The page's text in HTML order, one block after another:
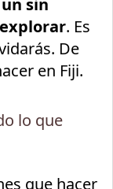
sin
. Es
De
en Fiji.
lo que
que hacer